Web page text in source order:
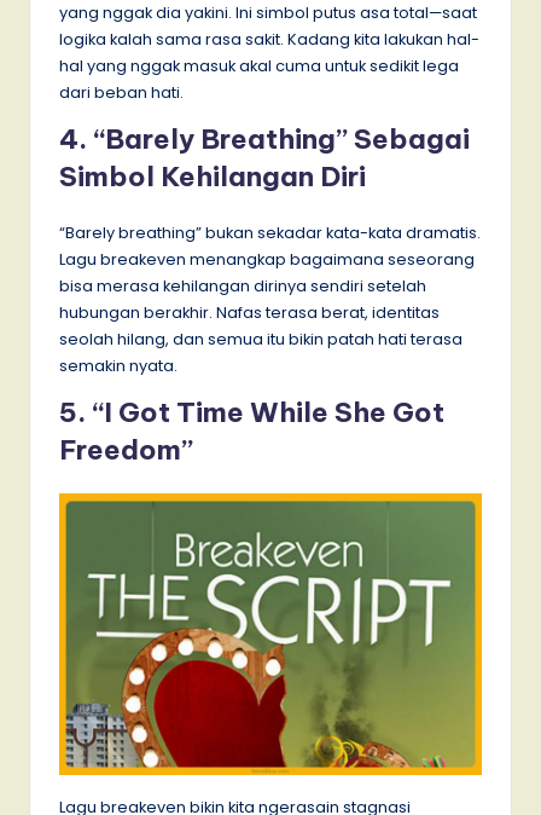
yang nggak dia yakini. Ini simbol putus asa total—saat
logika kalah sama rasa sakit. Kadang kita lakukan hal-
hal yang nggak masuk akal cuma untuk sedikit lega
dari beban hati.
4. “Barely Breathing” Sebagai
Simbol Kehilangan Diri
“Barely breathing” bukan sekadar kata-kata dramatis.
Lagu breakeven menangkap bagaimana seseorang
bisa merasa kehilangan dirinya sendiri setelah
hubungan berakhir. Nafas terasa berat, identitas
seolah hilang, dan semua itu bikin patah hati terasa
semakin nyata.
5. “I Got Time While She Got
Freedom”
Lagu breakeven bikin kita ngerasain stagnasi